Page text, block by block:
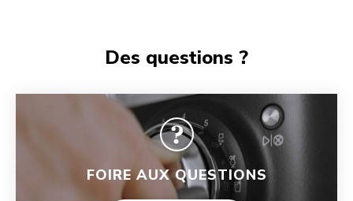
Des questions ?
FOIRE AUX QUESTIONS